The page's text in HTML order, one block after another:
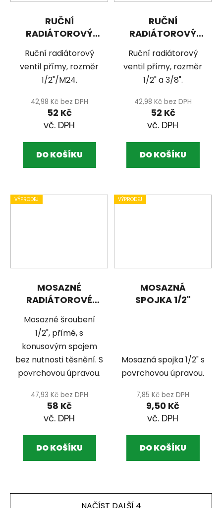
RUČNÍ
RADIÁTOROVÝ
ROZMĚR 1/2"/M24
42,98 Kč bez DPH
52 Kč
DO KOŠÍKU
Ruční radiátorový
ventil přímy, rozměr
1/2"/M24.
RUČNÍ
RADIÁTOROVÝ
ROZMĚR 1/2" A
3/8"
42,98 Kč bez DPH
52 Kč
DO KOŠÍKU
Ruční radiátorový
ventil přímy, rozměr
1/2" a 3/8".
VÝPRODEJ
MOSAZNÉ
RADIÁTOROVÉ
47,93 Kč bez DPH
58 Kč
DO KOŠÍKU
Mosazné šroubení
1/2", přímé, s
konusovým spojem
bez nutnosti těsnění. S
povrchovou úpravou.
VÝPRODEJ
MOSAZNÁ
SPOJKA 1/2"
7,85 Kč bez DPH
9,50 Kč
DO KOŠÍKU
Mosazná spojka 1/2" s
povrchovou úpravou.
NAČÍST DALŠÍ 4